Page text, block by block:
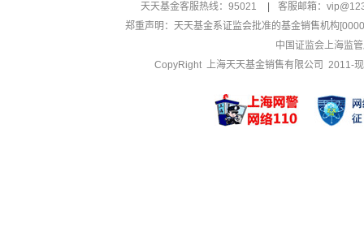
天天基金客服热线：95021
客服邮箱：
郑重声明： 天天基金系证监会批准的基金销售机构
中国证监会上海监
CopyRight 上海天天基金销售有限公司 2011-